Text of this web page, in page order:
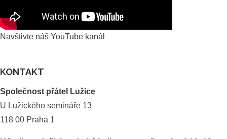
Navštivte náš YouTube kanál
KONTAKT
Společnost přátel Lužice
U Lužického semináře 13
118 00 Praha 1